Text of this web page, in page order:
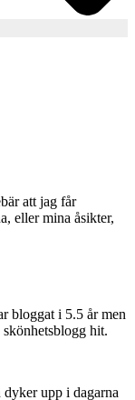
att jag får
eller mina åsikter,
bloggat i 5.5 år men
hit.
upp i dagarna